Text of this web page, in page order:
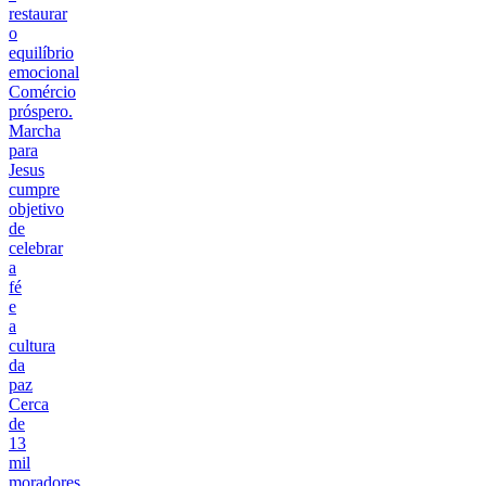
restaurar
o
equilíbrio
emocional
Comércio
próspero.
Marcha
para
Jesus
cumpre
objetivo
de
celebrar
a
fé
e
a
cultura
da
paz
Cerca
de
13
mil
moradores